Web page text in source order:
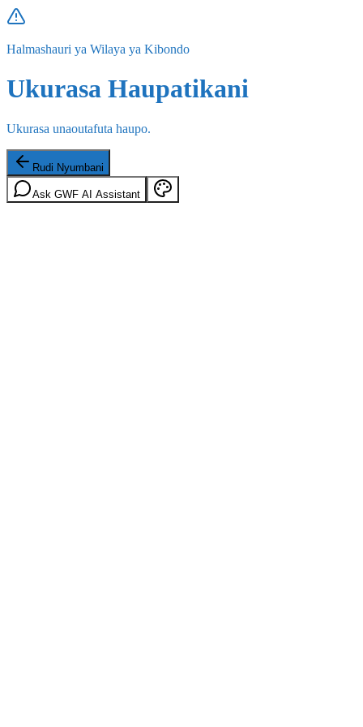
Halmashauri ya Wilaya ya Kibondo
Ukurasa Haupatikani
Ukurasa unaoutafuta haupo.
Rudi Nyumbani
Ask GWF AI Assistant